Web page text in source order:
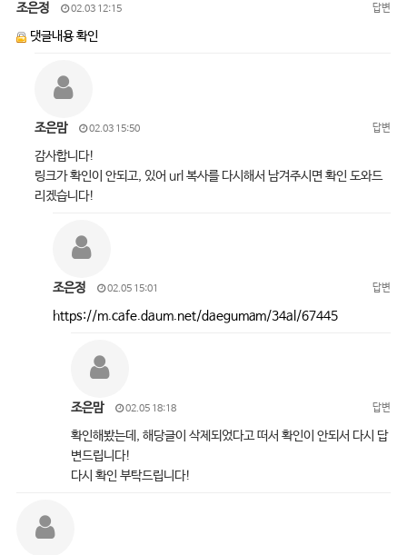
조은정 02.03 12:15 답변
댓글내용 확인
조은맘 02.03 15:50 답변
감사합니다!
링크가 확인이 안되고, 있어 url 복사를 다시해서 남겨주시면 확인 도와드
리겠습니다!
조은정 02.05 15:01 답변
https://m.cafe.daum.net/daegumam/34al/67445
조은맘 02.05 18:18 답변
확인해봤는데, 해당글이 삭제되었다고 떠서 확인이 안되서 다시 답
변드립니다!
다시 확인 부탁드립니다!